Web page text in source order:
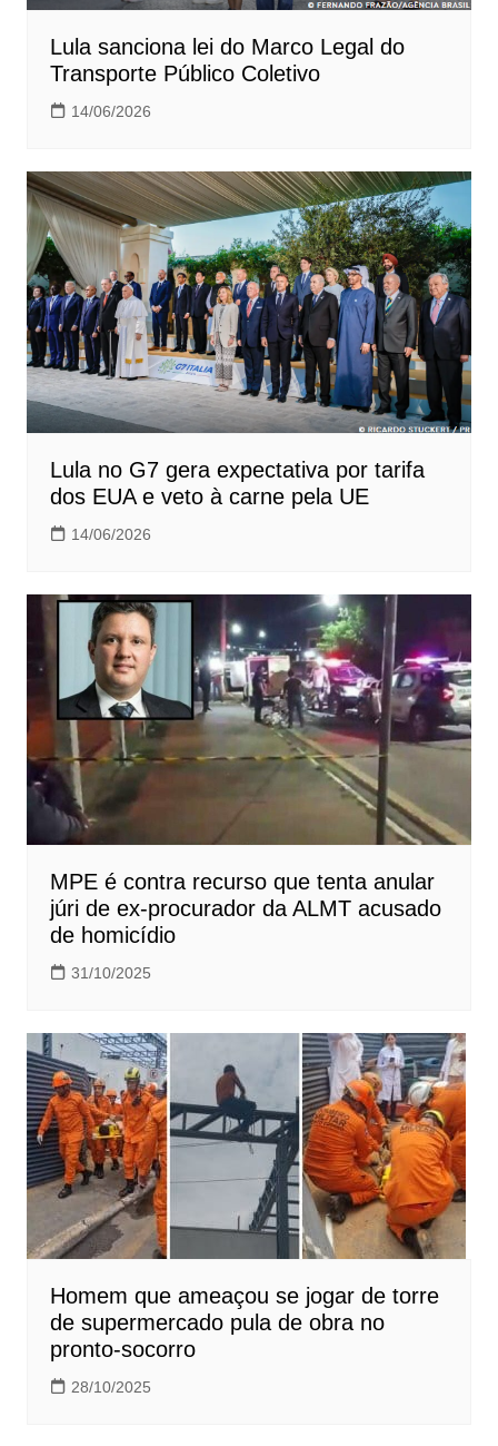
Lula sanciona lei do Marco Legal do
Transporte Público Coletivo
14/06/2026
Lula no G7 gera expectativa por tarifa
dos EUA e veto à carne pela UE
14/06/2026
MPE é contra recurso que tenta anular
júri de ex-procurador da ALMT acusado
de homicídio
31/10/2025
Homem que ameaçou se jogar de torre
de supermercado pula de obra no
pronto-socorro
28/10/2025